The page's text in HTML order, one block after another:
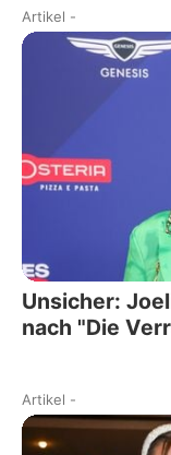
Artikel -
Unsicher:
nach "Die
Artikel -